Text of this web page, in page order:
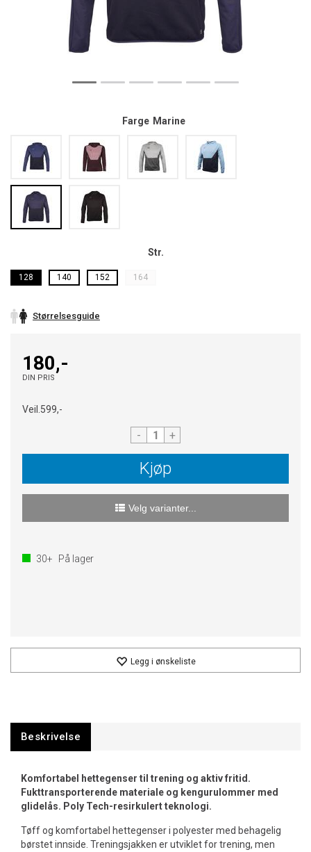
Farge Marine
Str.
128 140 152 164
Størrelsesguide
180,-
DIN PRIS
Veil. 599,-
- +
Kjøp
Velg varianter...
30+ På lager
Legg i ønskeliste
Beskrivelse
Komfortabel hettegenser til trening og aktiv fritid.
Fukttransporterende materiale og kengurulommer med
glidelås. Poly Tech-resirkulert teknologi.
Tøff og komfortabel hettegenser i polyester med behagelig
børstet innside. Treningsjakken er utviklet for trening, men